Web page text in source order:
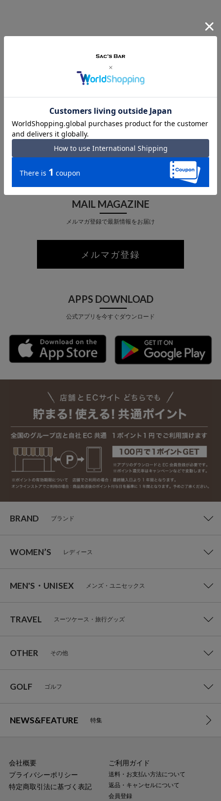
あなたが最近見た商品
PICK-UP IN-STORE
ネットで注文して店舗で受け取り
店舗受取 サービス
MAIL MAGAZINE
メルマガ登録で最新情報をお届け
メルマガ登録
APPS DOWNLOAD
公式アプリを今すぐダウンロード
BRAND ブランド
WOMEN’S レディース
MEN'S・UNISEX メンズ・ユニセックス
TRAVEL スーツケース・旅行グッズ
OTHER その他
GOLF ゴルフ
NEWS&FEATURE 特集
会社概要
プライバシーポリシー
特定商取引法に基づく表記
ご利用ガイド
送料・お支払い方法について
返品・キャンセルについて
会員登録